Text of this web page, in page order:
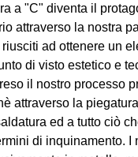
a "C" diventa il
attraverso la nostra
ad ottenere un
di visto estetico e
il nostro processo
attraverso la
ed a tutto ciò
di inquinamento. I